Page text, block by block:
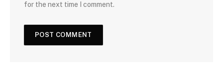
for the next time I comment.